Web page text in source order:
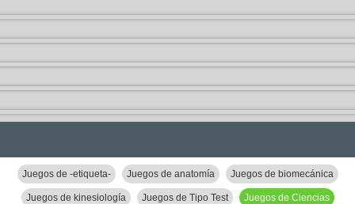
Juegos de -etiqueta- Juegos de anatomía Juegos de biomecánica
Juegos de kinesiología Juegos de Tipo Test Juegos de Ciencias